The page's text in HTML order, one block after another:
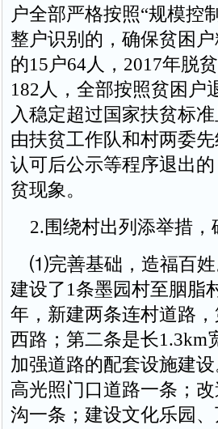
户全部严格按照“规模控
整户识别的，确保贫困
的15户64人，2017年脱
182人，全部按照贫困户
入稳定超过国家扶贫标
由扶贫工作队和村两委
认可后公示等程序退出
贫现象。
2.围绕村出列添举措，
⑴完善基础，造福百姓
建设了1条墨园村至胭脂
年，新建两条连村道路
西路；第二条是长1.3km
加强道路的配套设施建
高光照门口道路一条；
沟一条；建设文化乐园